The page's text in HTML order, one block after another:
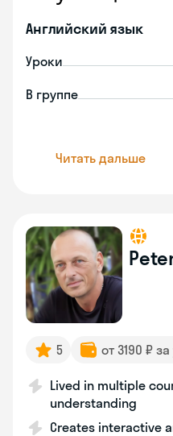
Английский язык
Уроки
В группе
Читать дальше
5 от 3190 ₽
Lived in multiple
understanding
Creates interactive